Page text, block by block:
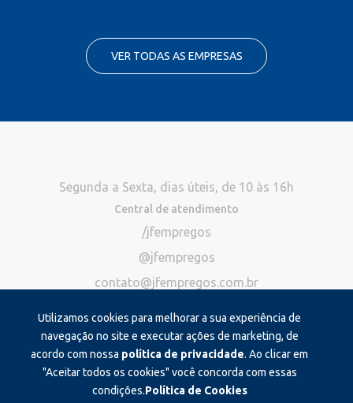
VER TODAS AS EMPRESAS
Utilizamos cookies para melhorar a sua experiência de
navegação no site e executar ações de marketing, de
acordo com nossa política de privacidade. Ao clicar em
"Aceitar todos os cookies" você concorda com essas
condições.Política de Cookies
Segunda a Sexta, dias úteis, de 10 às 16h
Central de atendimento
/jfempregos
@jfempregos
contato@jfempregos.com.br
Publicidade
*Exclusivo para atendimento via chat. Não atendemos ligações neste
canal
Produzido e administrado por: